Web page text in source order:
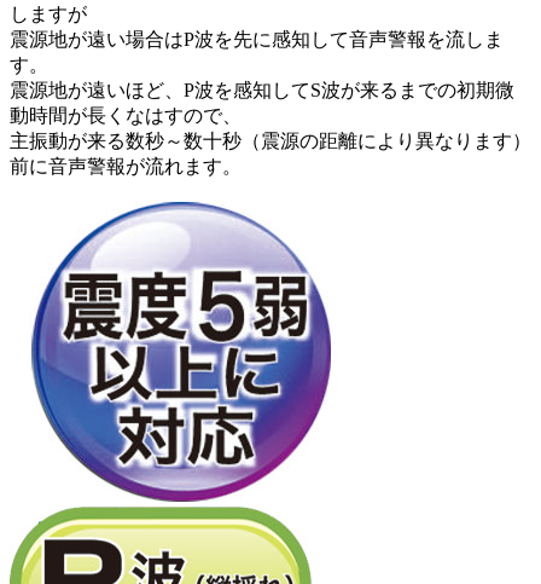
しますが
震源地が遠い場合はP波を先に感知して音声警報を流しま
す。
震源地が遠いほど、P波を感知してS波が来るまでの初期微
動時間が長くなはすので、
主振動が来る数秒～数十秒（震源の距離により異なります）
前に音声警報が流れます。